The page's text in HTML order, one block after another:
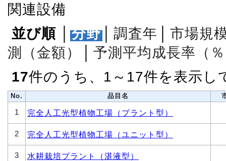
関連設備
並び順
分野 調査年
市場規
測（金額）
予測平均成長率（
17件のうち、1～17件を表示し
No. 品目名
1 完全人工光型植物工場（プラント型）
2 完全人工光型植物工場（ユニット型）
3 水耕栽培プラント（湛液型）